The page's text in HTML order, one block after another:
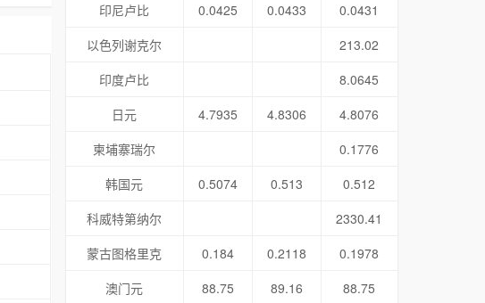
印尼卢比
0.0425 0.0433
0.0431
以色列谢克尔
213.02
印度卢比
8.0645
日元
4.7935 4.8306
4.8076
柬埔寨瑞尔
0.1776
韩国元
0.5074 0.513
0.512
科威特第纳尔
2330.41
蒙古图格里克
0.184 0.2118
0.1978
澳门元
88.75 89.16
88.75